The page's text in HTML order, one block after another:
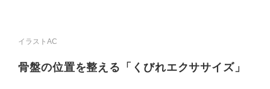
イラストAC
骨盤の位置を整える「くびれエクササイズ」